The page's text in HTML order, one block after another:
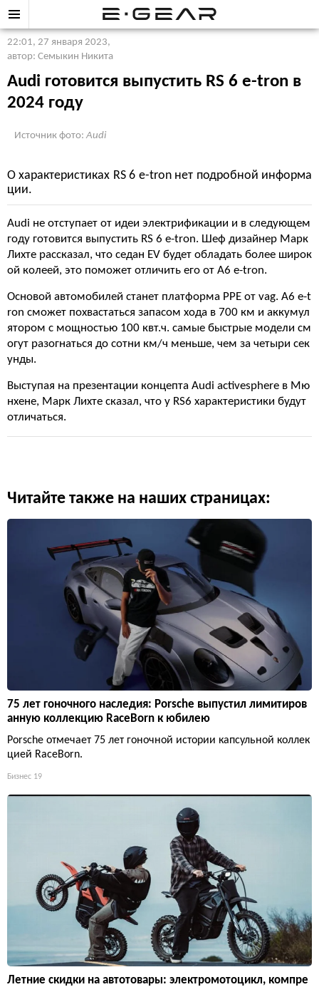
22:01, 27 января 2023,
автор: Семыкин Никита
Audi готовится выпустить RS 6 e-tron в
2024 году
Источник фото: Audi
О характеристиках RS 6 e-tron нет подробной информа
ции.
Audi не отступает от идеи электрификации и в следующем
году готовится выпустить RS 6 e-tron. Шеф дизайнер Марк
Лихте рассказал, что седан EV будет обладать более широк
ой колеей, это поможет отличить его от А6 e-tron.
Основой автомобилей станет платформа PPE от vag. A6 e-t
ron сможет похвастаться запасом хода в 700 км и аккумул
ятором с мощностью 100 квт.ч. самые быстрые модели см
огут разогнаться до сотни км/ч меньше, чем за четыри сек
унды.
Выступая на презентации концепта Audi activesphere в Мю
нхене, Марк Лихте сказал, что у RS6 характеристики будут
отличаться.
Читайте также на наших страницах:
75 лет гоночного наследия: Porsche выпустил лимитиров
анную коллекцию RaceBorn к юбилею
Porsche отмечает 75 лет гоночной истории капсульной коллек
цией RaceBorn.
Бизнес 19
Летние скидки на автотовары: электромотоцикл, компре